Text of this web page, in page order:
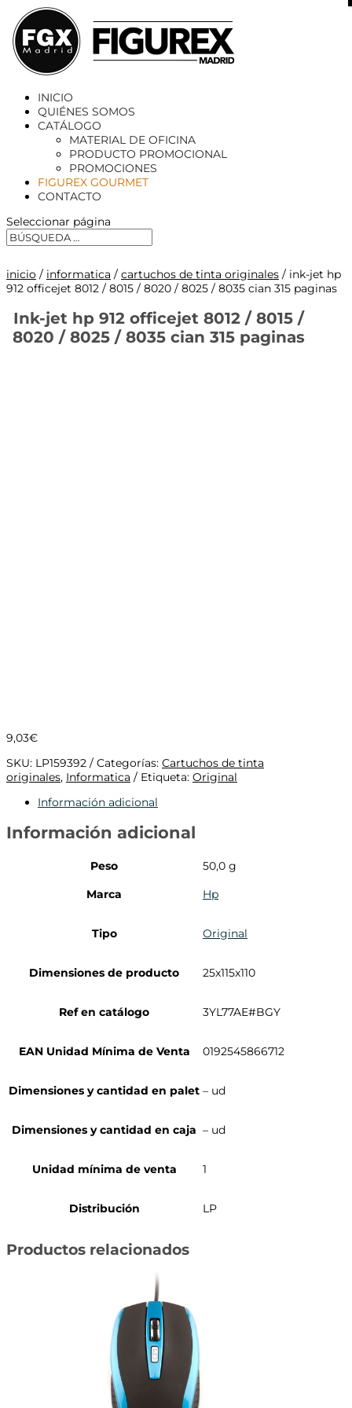
INICIO
QUIÉNES SOMOS
CATÁLOGO
MATERIAL DE OFICINA
PRODUCTO PROMOCIONAL
PROMOCIONES
FIGUREX GOURMET
CONTACTO
Seleccionar página
inicio / informatica / cartuchos de tinta originales / ink-jet hp
912 officejet 8012 / 8015 / 8020 / 8025 / 8035 cian 315 paginas
Ink-jet hp 912 officejet 8012 / 8015 /
8020 / 8025 / 8035 cian 315 paginas
9,03€
SKU: LP159392 Categorías: Cartuchos de tinta
originales, Informatica Etiqueta: Original
Información adicional
Información adicional
Peso
50,0 g
Marca
Hp
Tipo Original
Dimensiones de producto 25x115x110
Ref en catálogo 3YL77AE#BGY
EAN Unidad Mínima de Venta 0192545866712
Dimensiones y cantidad en palet – ud
Dimensiones y cantidad en caja – ud
Unidad mínima de venta 1
Distribución LP
Productos relacionados